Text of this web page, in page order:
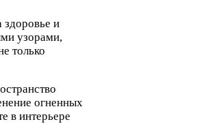
и
узорами,
только
огненных
в интерьере